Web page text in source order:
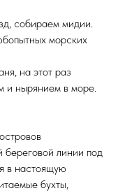
собираем мидии.
морских
на этот раз
и нырянием в море.
линии под
в настоящую
бухты,